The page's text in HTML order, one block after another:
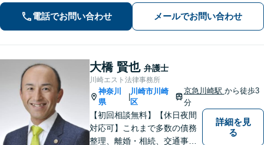
電話でお問い合わせ メールでお問い合わせ
大橋 賢也 弁護士
川崎エスト法律事務所
神奈川
県
川崎市川崎
区
京急川崎駅 から徒歩3
分
【初回相談無料】【休日夜間
対応可】これまで多数の債務
整理、離婚・相続、交通事
詳細を見
る